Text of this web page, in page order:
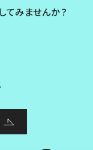
てみませんか？